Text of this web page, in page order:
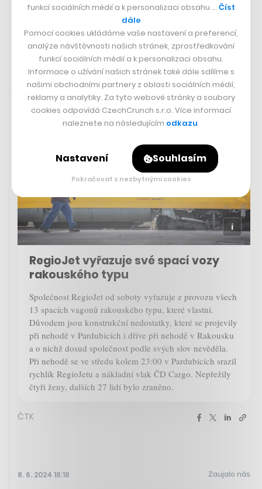
než minule
8. 6. 2024 19:40 Rychlá zpráva
RegioJet vyřazuje své spací vozy
rakouského typu
Společnost RegioJet od soboty vyřazuje z provozu všech
13 spacích vagonů rakouského typu, které vlastní.
Důvodem jsou konstrukční nedostatky, které se projevily
při nehodě v Pardubicích i dříve při nehodě v Rakousku
a o nichž dosud společnost podle svých slov nevěděla.
Při nehodě se ve středu kolem 23:00 v Pardubicích srazil
rychlík RegioJetu a nákladní vlak ČD Cargo. Nepřežily
čtyři ženy, dalších 27 lidí bylo zraněno.
ČTK
8. 6. 2024 18:18 Zaujalo nás
funkcí sociálních médií a k personalizaci obsahu … Číst
dále
Pomocí cookies ukládáme vaše nastavení a preferencí,
analýze návštěvnosti našich stránek, zprostředkování
funkcí sociálních médií a k personalizaci obsahu.
Informace o užívání našich stránek také dále sdílíme s
našimi obchodními partnery z oblasti sociálních médií,
reklamy a analytiky. Za tyto webové stránky a soubory
cookies odpovídá CzechCrunch s.r.o. Více informací
naleznete na následujícím odkazu.
Nastavení Souhlasím
Pokračovat s nezbytnými cookies